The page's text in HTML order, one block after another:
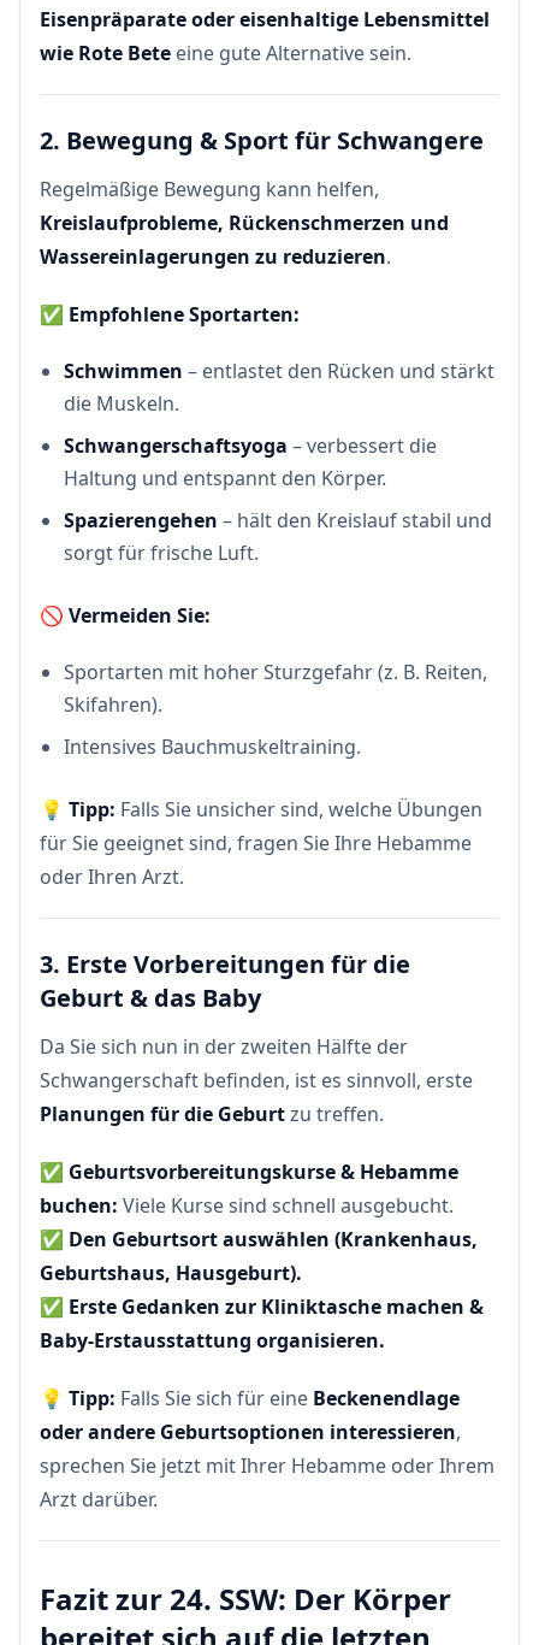
Eisenpräparate oder eisenhaltige Lebensmittel
wie Rote Bete eine gute Alternative sein.
2. Bewegung & Sport für Schwangere
Regelmäßige Bewegung kann helfen,
Kreislaufprobleme, Rückenschmerzen und
Wassereinlagerungen zu reduzieren.
✅ Empfohlene Sportarten:
Schwimmen – entlastet den Rücken und stärkt
die Muskeln.
Schwangerschaftsyoga – verbessert die
Haltung und entspannt den Körper.
Spazierengehen – hält den Kreislauf stabil und
sorgt für frische Luft.
🚫 Vermeiden Sie:
Sportarten mit hoher Sturzgefahr (z. B. Reiten,
Skifahren).
Intensives Bauchmuskeltraining.
💡 Tipp: Falls Sie unsicher sind, welche Übungen
für Sie geeignet sind, fragen Sie Ihre Hebamme
oder Ihren Arzt.
3. Erste Vorbereitungen für die
Geburt & das Baby
Da Sie sich nun in der zweiten Hälfte der
Schwangerschaft befinden, ist es sinnvoll, erste
Planungen für die Geburtzu treffen.
✅ Geburtsvorbereitungskurse & Hebamme
buchen: Viele Kurse sind schnell ausgebucht.
✅ Den Geburtsort auswählen (Krankenhaus,
Geburtshaus, Hausgeburt).
✅ Erste Gedanken zur Kliniktasche machen &
Baby-Erstausstattung organisieren.
💡 Tipp: Falls Sie sich für eine Beckenendlage
oder andere Geburtsoptionen interessieren,
sprechen Sie jetzt mit Ihrer Hebamme oder Ihrem
Arzt darüber.
Fazit zur 24. SSW: Der Körper